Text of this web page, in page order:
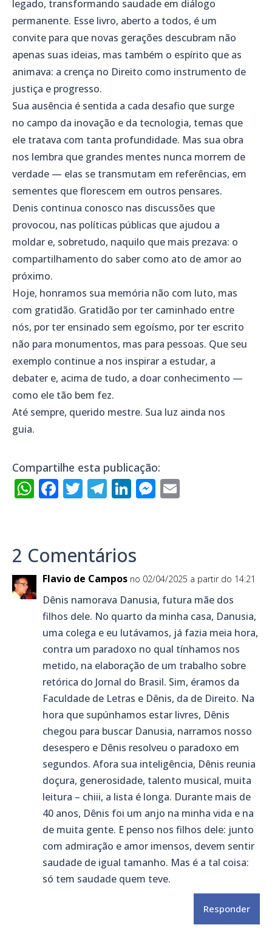
legado, transformando saudade em diálogo
permanente. Esse livro, aberto a todos, é um
convite para que novas gerações descubram não
apenas suas ideias, mas também o espírito que as
animava: a crença no Direito como instrumento de
justiça e progresso.
Sua ausência é sentida a cada desafio que surge
no campo da inovação e da tecnologia, temas que
ele tratava com tanta profundidade. Mas sua obra
nos lembra que grandes mentes nunca morrem de
verdade — elas se transmutam em referências, em
sementes que florescem em outros pensares.
Denis continua conosco nas discussões que
provocou, nas políticas públicas que ajudou a
moldar e, sobretudo, naquilo que mais prezava: o
compartilhamento do saber como ato de amor ao
próximo.
Hoje, honramos sua memória não com luto, mas
com gratidão. Gratidão por ter caminhado entre
nós, por ter ensinado sem egoísmo, por ter escrito
não para monumentos, mas para pessoas. Que seu
exemplo continue a nos inspirar a estudar, a
debater e, acima de tudo, a doar conhecimento —
como ele tão bem fez.
Até sempre, querido mestre. Sua luz ainda nos
guia.
Compartilhe esta publicação:
WhatsApp
Facebook
Twitter
Telegram
LinkedIn
Messenger
2 Comentários
Flavio de Campos no 02/04/2025 a partir do 14:21
Dênis namorava Danusia, futura mãe dos
filhos dele. No quarto da minha casa, Danusia,
uma colega e eu lutávamos, já fazia meia hora,
contra um paradoxo no qual tínhamos nos
metido, na elaboração de um trabalho sobre
retórica do Jornal do Brasil. Sim, éramos da
Faculdade de Letras e Dênis, da de Direito. Na
hora que supúnhamos estar livres, Dênis
chegou para buscar Danusia, narramos nosso
desespero e Dênis resolveu o paradoxo em
segundos. Afora sua inteligência, Dênis reunia
doçura, generosidade, talento musical, muita
leitura – chiii, a lista é longa. Durante mais de
40 anos, Dênis foi um anjo na minha vida e na
de muita gente. E penso nos filhos dele: junto
com admiração e amor imensos, devem sentir
saudade de igual tamanho. Mas é a tal coisa:
só tem saudade quem teve.
Responder